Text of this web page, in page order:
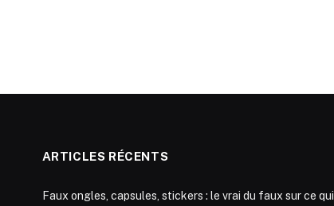
ARTICLES RÉCENTS
Faux ongles, capsules, stickers : le vrai du faux sur ce qui